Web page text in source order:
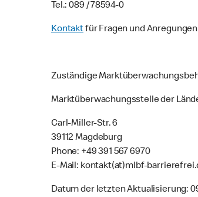
Tel.: 089 / 78594-0
Kontaktfür Fragen und
Zuständige
Marktüberwachungsstelle der
Carl-Miller-Str. 6
39112 Magdeburg
Phone: +49 391 567 6970
E-Mail: kontakt(at)mlbf-
Datum der letzten Aktualisierung: